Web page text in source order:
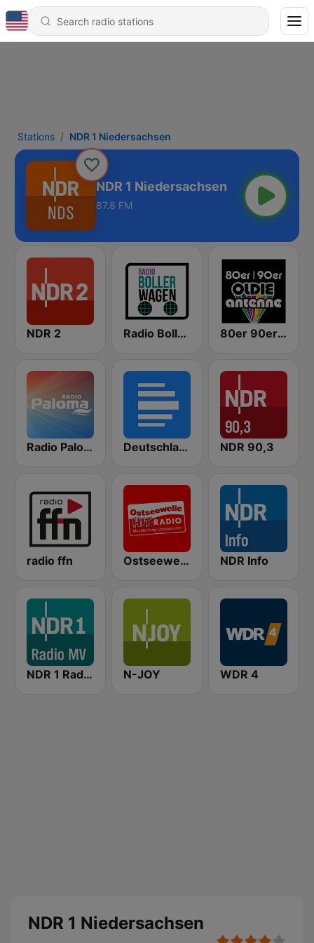
Stations NDR 1 Niedersachsen
NDR 1 Niedersachsen
87.8 FM
NDR 2 Radio Bollerwagen 80er 90er OLDIE ANTENNE
Radio Paloma Deutschlandfunk NDR 90,3
radio ffn Ostseewelle Hit-Radio 105.6 NDR Info
NDR 1 Radio MV N-JOY WDR 4
NDR 1 Niedersachsen